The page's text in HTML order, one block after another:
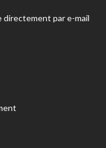
directement par e-mail